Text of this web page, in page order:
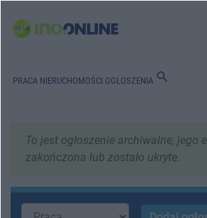
PRACA NIERUCHOMOŚCI OGŁOSZENIA search
To jest ogłoszenie archiwalne, jego
zakończona lub zostało ukryte.